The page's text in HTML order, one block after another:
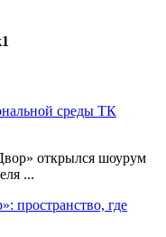
среды ТК
открылся шоурум
...
пространство, где